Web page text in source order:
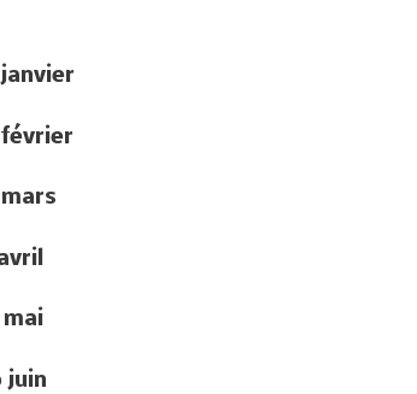
janvier
février
mai
juin